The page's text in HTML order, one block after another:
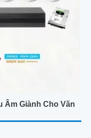
Âm Giành Cho Văn